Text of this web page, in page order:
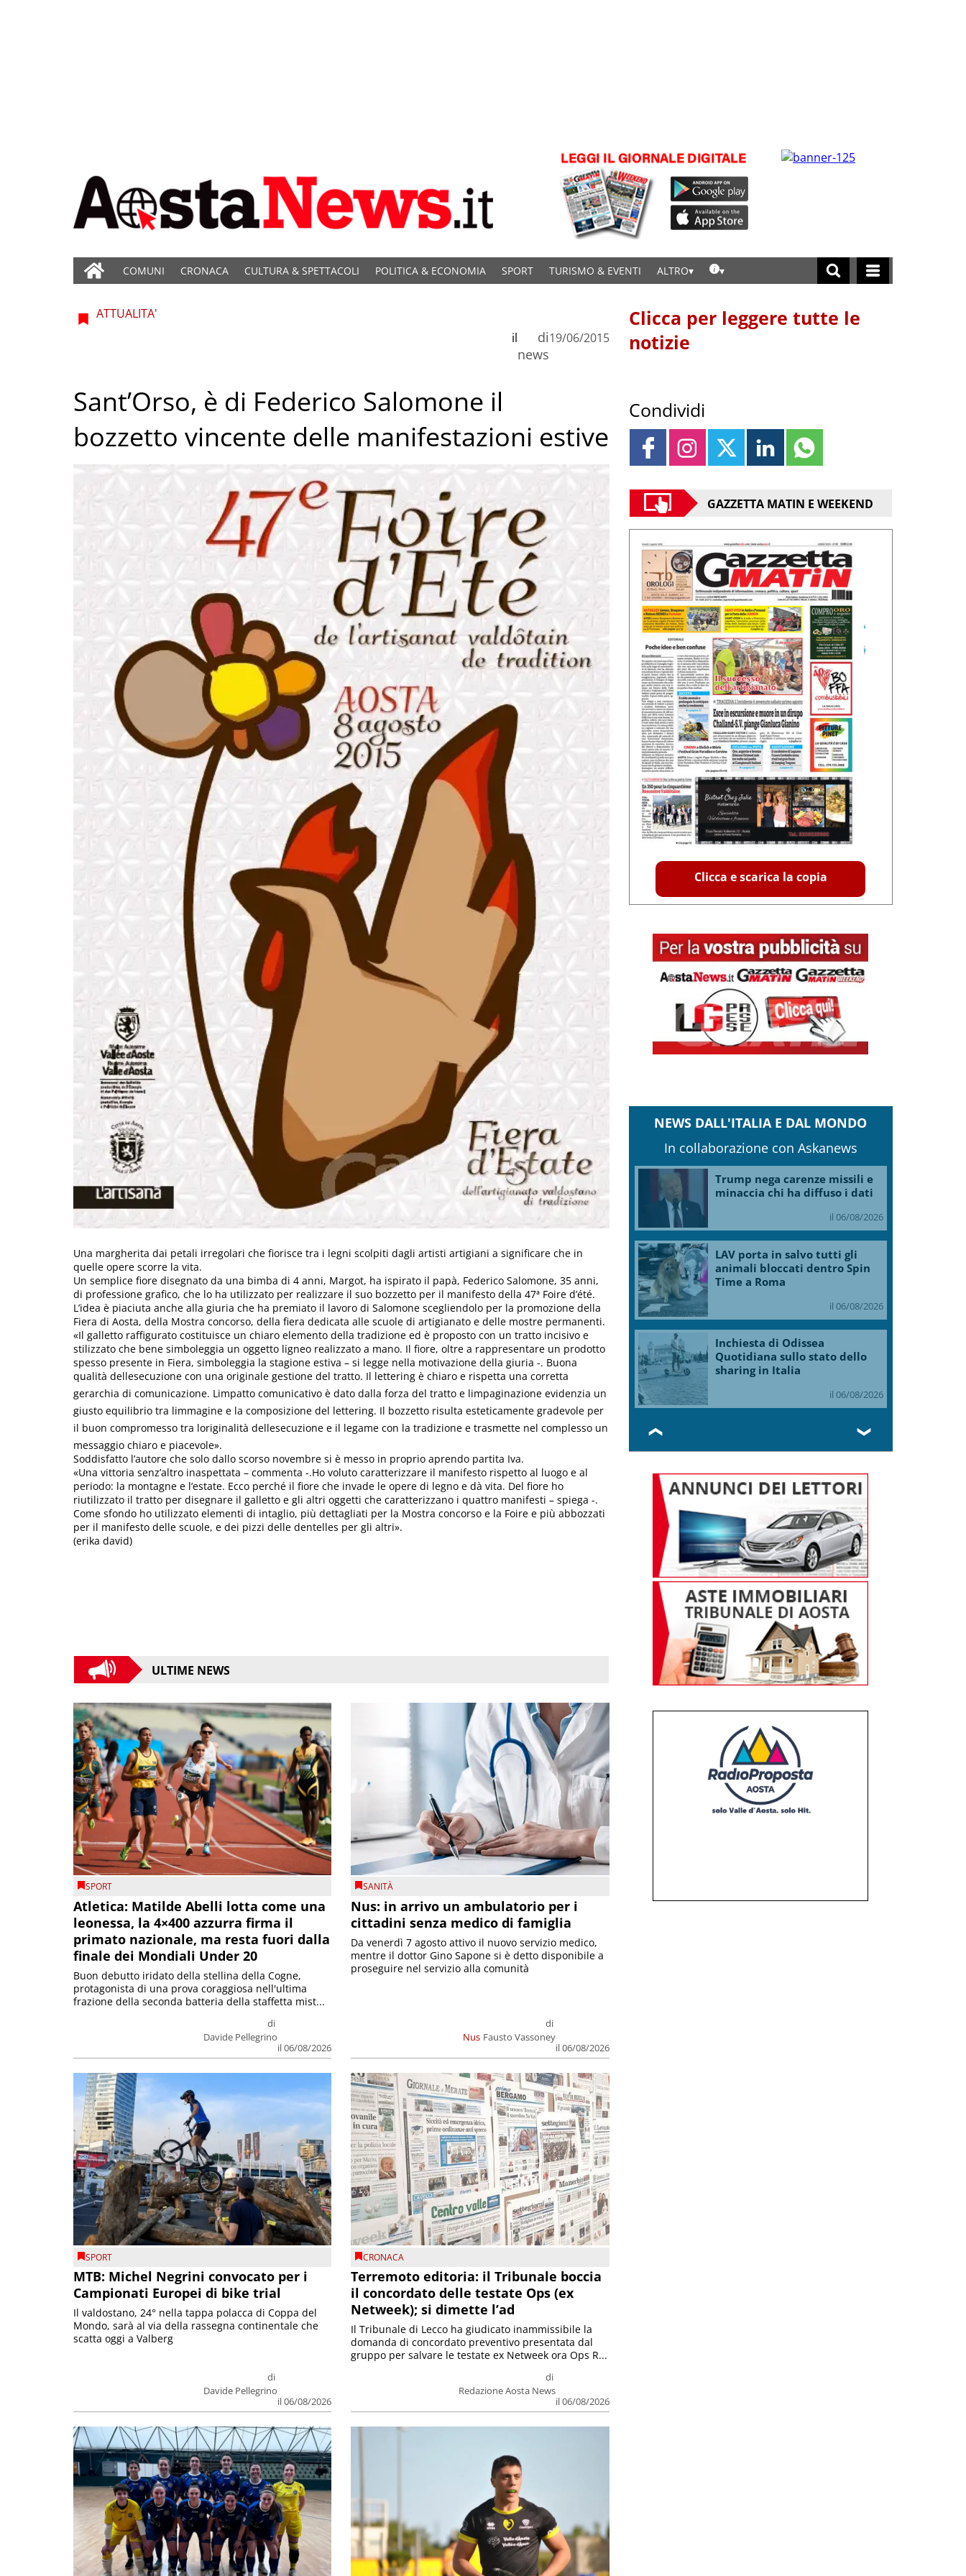
COMUNI CRONACA CULTURA & SPETTACOLI POLITICA & ECONOMIA SPORT TURISMO & EVENTI ALTRO
ATTUALITA'
di
news
il 19/06/2015
Sant’Orso, è di Federico Salomone il
bozzetto vincente delle manifestazioni estive
Una margherita dai petali irregolari che fiorisce tra i legni scolpiti dagli artisti artigiani a significare che in
quelle opere scorre la vita.
Un semplice fiore disegnato da una bimba di 4 anni, Margot, ha ispirato il papà, Federico Salomone, 35 anni,
di professione grafico, che lo ha utilizzato per realizzare il suo bozzetto per il manifesto della 47ª Foire d’été.
L’idea è piaciuta anche alla giuria che ha premiato il lavoro di Salomone scegliendolo per la promozione della
Fiera di Aosta, della Mostra concorso, della fiera dedicata alle scuole di artigianato e delle mostre permanenti.
«Il galletto raffigurato costituisce un chiaro elemento della tradizione ed è proposto con un tratto incisivo e
stilizzato che bene simboleggia un oggetto ligneo realizzato a mano. Il fiore, oltre a rappresentare un prodotto
spesso presente in Fiera, simboleggia la stagione estiva – si legge nella motivazione della giuria -. Buona
qualità dellesecuzione con una originale gestione del tratto. Il lettering è chiaro e rispetta una corretta
gerarchia di comunicazione. Limpatto comunicativo è dato dalla forza del tratto e limpaginazione evidenzia un
giusto equilibrio tra limmagine e la composizione del lettering. Il bozzetto risulta esteticamente gradevole per
il buon compromesso tra loriginalità dellesecuzione e il legame con la tradizione e trasmette nel complesso un
messaggio chiaro e piacevole».
Soddisfatto l’autore che solo dallo scorso novembre si è messo in proprio aprendo partita Iva.
«Una vittoria senz’altro inaspettata – commenta -.Ho voluto caratterizzare il manifesto rispetto al luogo e al
periodo: la montagne e l’estate. Ecco perché il fiore che invade le opere di legno e dà vita. Del fiore ho
riutilizzato il tratto per disegnare il galletto e gli altri oggetti che caratterizzano i quattro manifesti – spiega -.
Come sfondo ho utilizzato elementi di intaglio, più dettagliati per la Mostra concorso e la Foire e più abbozzati
per il manifesto delle scuole, e dei pizzi delle dentelles per gli altri».
(erika david)
ULTIME NEWS
SPORT
Atletica: Matilde Abelli lotta come una
leonessa, la 4×400 azzurra firma il
primato nazionale, ma resta fuori dalla
finale dei Mondiali Under 20
di
Davide Pellegrino
il 06/08/2026
Buon debutto iridato della stellina della Cogne,
protagonista di una prova coraggiosa nell'ultima
frazione della seconda batteria della staffetta mist...
SANITÀ
Nus: in arrivo un ambulatorio per i
cittadini senza medico di famiglia
Nus
di
Fausto Vassoney
il 06/08/2026
Da venerdì 7 agosto attivo il nuovo servizio medico,
mentre il dottor Gino Sapone si è detto disponibile a
proseguire nel servizio alla comunità
SPORT
MTB: Michel Negrini convocato per i
Campionati Europei di bike trial
di
Davide Pellegrino
il 06/08/2026
Il valdostano, 24° nella tappa polacca di Coppa del
Mondo, sarà al via della rassegna continentale che
scatta oggi a Valberg
CRONACA
Terremoto editoria: il Tribunale boccia
il concordato delle testate Ops (ex
Netweek); si dimette l’ad
di
Redazione Aosta News
il 06/08/2026
Il Tribunale di Lecco ha giudicato inammissibile la
domanda di concordato preventivo presentata dal
gruppo per salvare le testate ex Netweek ora Ops R...
Clicca per leggere tutte le
notizie
Condividi
GAZZETTA MATIN E WEEKEND
Clicca e scarica la copia
NEWS DALL'ITALIA E DAL MONDO
In collaborazione con Askanews
Trump nega carenze missili e
minaccia chi ha diffuso i dati
il 06/08/2026
LAV porta in salvo tutti gli
animali bloccati dentro Spin
Time a Roma
il 06/08/2026
Inchiesta di Odissea
Quotidiana sullo stato dello
sharing in Italia
il 06/08/2026
❮ ❯